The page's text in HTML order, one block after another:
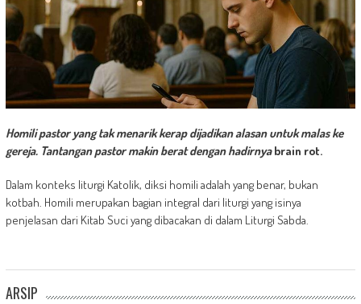
Homili pastor yang tak menarik kerap dijadikan alasan untuk malas ke
gereja. Tantangan pastor makin berat dengan hadirnyabrain rot.
Dalam konteks liturgi Katolik, diksi homili adalah yang benar, bukan
kotbah. Homili merupakan bagian integral dari liturgi yang isinya
penjelasan dari Kitab Suci yang dibacakan di dalam Liturgi Sabda.
ARSIP